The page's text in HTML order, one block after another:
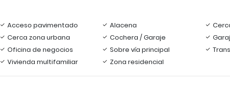
Acceso pavimentado Alacena
Cerca zona urbana
Cochera / Garaje
Oficina de negocios
Sobre vía principal
Vivienda multifamiliar
Zona residencial